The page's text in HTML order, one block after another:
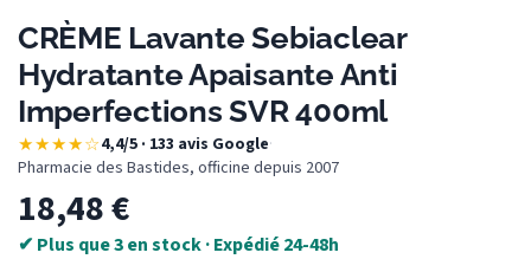
CRÈME Lavante Sebiaclear
Hydratante Apaisante Anti
Imperfections SVR 400ml
★★★★☆4,4/5 · 133 avis Google·
Pharmacie des Bastides, officine depuis 2007
18,48€
✔ Plus que 3 en stock · Expédié 24-48h